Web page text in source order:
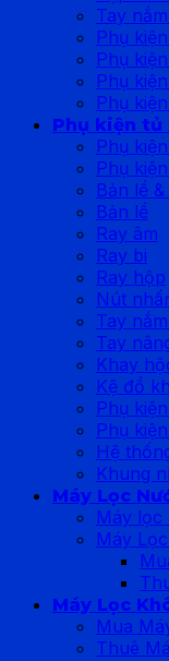
Tay
Phụ
Phụ
Phụ
Phụ
Phụ kiện
Phụ
Phụ
Bản lề
Bản lề
Ray âm
Ray bi
Ray hộp
Nút
Tay
Tay
Khay
Kệ đồ
Phụ
Phụ
Hệ
Khung
Máy Lọc
Máy lọc
Máy
Máy Lọc
Mua
Thuê